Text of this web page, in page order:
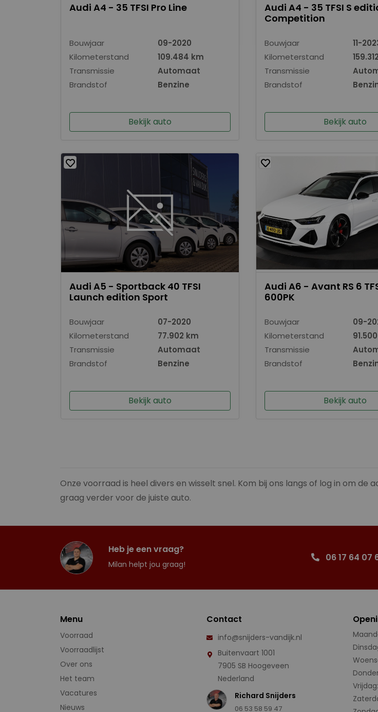
Audi A4 - 35 TFSI Pro Line
Bouwjaar
09-2020
Kilometerstand
109.484 km
Transmissie
Automaat
Brandstof
Benzine
Bekijk auto
Audi A4 - 35 TFSI S
Competition
Bouwjaar
11-
Kilometerstand
Transmissie
Brandstof
Bekijk auto
Audi A5 - Sportback 40 TFSI
Launch edition Sport
Bouwjaar
07-2020
Kilometerstand
77.902 km
Transmissie
Automaat
Brandstof
Benzine
Bekijk auto
Audi A6 - Avant RS 6
600PK
Bouwjaar
09-
Kilometerstand
Transmissie
Brandstof
Bekijk auto
Onze voorraad is heel divers en wisselt snel. Kom bij ons langs of log in om
graag verder voor de juiste auto.
Heb je een vraag?
Milan helpt jou graag!
06 17 64 07
Menu
Voorraad
Voorraadlijst
Over ons
Het team
Vacatures
Nieuws
Contact
info@snijders-vandijk.nl
Buitenvaart 1001
7905 SB Hoogeveen
Nederland
Richard Snijders
06 53 58 59 47
Vrijdag: